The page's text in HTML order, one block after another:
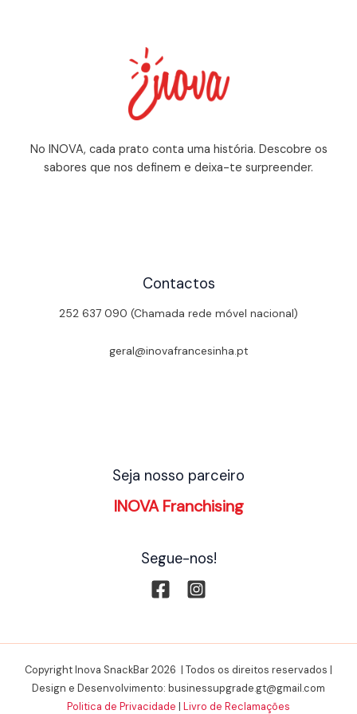
No INOVA, cada prato conta uma história. Descobre os
sabores que nos definem e deixa-te surpreender.
Contactos
252 637 090 (Chamada rede móvel nacional)
geral@inovafrancesinha.pt
Seja nosso parceiro
INOVA Franchising
Segue-nos!
Copyright Inova SnackBar 2026 | Todos os direitos reservados |
Design e Desenvolvimento: businessupgrade.gt@gmail.com
Politica de Privacidade | Livro de Reclamações